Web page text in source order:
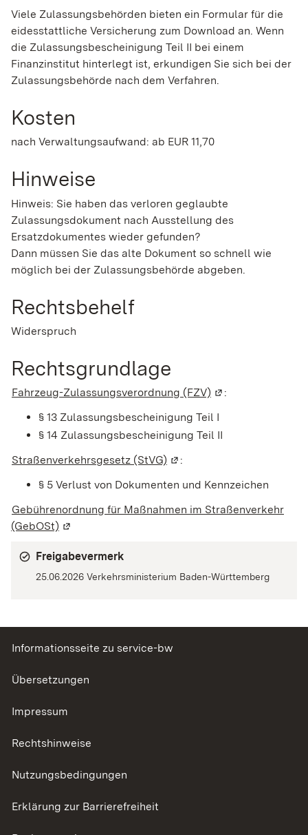
Viele Zulassungsbehörden bieten ein Formular für die
eidesstattliche Versicherung zum Download an. Wenn
die Zulassungsbescheinigung Teil II bei einem
Finanzinstitut hinterlegt ist, erkundigen Sie sich bei der
Zulassungsbehörde nach dem Verfahren.
Kosten
nach Verwaltungsaufwand: ab EUR 11,70
Hinweise
Hinweis: Sie haben das verloren geglaubte
Zulassungsdokument nach Ausstellung des
Ersatzdokumentes wieder gefunden?
Dann müssen Sie das alte Dokument so schnell wie
möglich bei der Zulassungsbehörde abgeben.
Rechtsbehelf
Widerspruch
Rechtsgrundlage
Fahrzeug-Zulassungsverordnung (FZV) (Wird in einem
:
§ 13 Zulassungsbescheinigung Teil I
§ 14 Zulassungsbescheinigung Teil II
Straßenverkehrsgesetz (StVG) (Wird in einem neuen
:
§ 5 Verlust von Dokumenten und Kennzeichen
Gebührenordnung für Maßnahmen im Straßenverkehr
(GebOSt) (Wird in einem neuen Fenster geöffnet)
Freigabevermerk
25.06.2026 Verkehrsministerium Baden-Württemberg
Informationsseite zu service-bw
Übersetzungen
Impressum
Rechtshinweise
Nutzungsbedingungen
Erklärung zur Barrierefreiheit